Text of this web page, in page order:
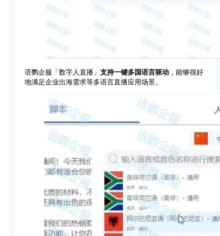
语鹦企服「数字人直播」 支持一键多国语言驱动 ，能够很好
地满足企业出海需求等多语言直播应用场景。